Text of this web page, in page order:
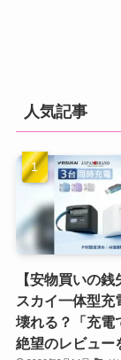
人気記事
【安物買いの銭
スカイ一体型充
壊れる？「充電
絶望のレビュー